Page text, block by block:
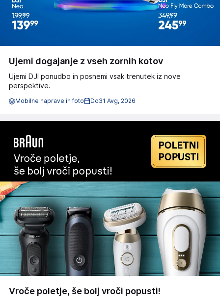
Ujemi dogajanje z vseh zornih kotov
Ujemi DJI ponudbo in posnemi vsak trenutek iz nove
perspektive.
Mobilne naprave in foto Do31 Avg, 2026
Vroče poletje, še bolj vroči popusti!